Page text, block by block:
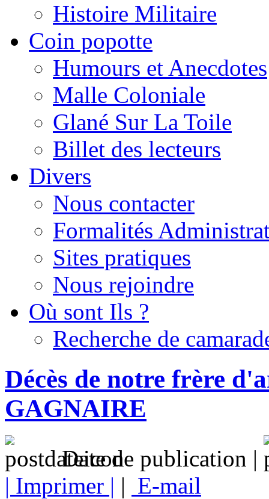
Histoire Militaire
Coin popotte
Humours et Anecdotes
Malle Coloniale
Glané Sur La Toile
Billet des lecteurs
Divers
Nous contacter
Formalités
Sites pratiques
Nous rejoindre
Où sont Ils ?
Recherche de
Décès de notre frère
GAGNAIRE
Date de publication |
| Imprimer | | E-mail